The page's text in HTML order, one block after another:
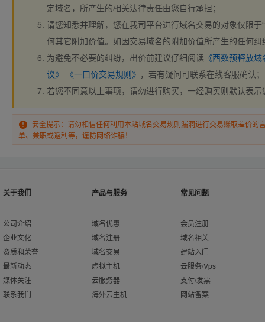
定域名，所产生的相关法律责任由您自行承担；
请您知悉并理解，您在我司平台进行域名交易的对象仅限于
何其它附加价值。如因交易域名的附加价值所产生的任何
为避免不必要的纠纷，出价前建议仔细阅读 《西数预释放
议》
《一口价交易规则》 ，若有疑问可联系在线客服确认；
若您不同意以上事项，请勿进行购买，一经购买则默认表
安全提示：请勿相信任何利用本站域名交易规则漏洞进行交易赚取差价的
单、兼职或返利等，谨防网络诈骗！
关于我们
公司介绍
企业文化
资质和荣誉
最新动态
媒体关注
联系我们
产品与服务
域名优惠
域名注册
域名交易
虚拟主机
云服务器
海外云主机
常见问题
会员注册
域名相关
建站入门
云服务/Vps
支付/发票
网站备案